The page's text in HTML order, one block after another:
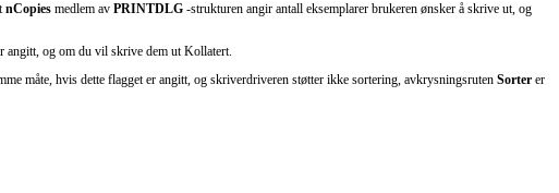
nCopies medlem av PRINTDLG -strukturen angir antall eksemplarer brukeren ønsker å skrive ut, og
angitt, og om du vil skrive dem ut Kollatert.
måte, hvis dette flagget er angitt, og skriverdriveren støtter ikke sortering, avkrysningsruten Sorter er